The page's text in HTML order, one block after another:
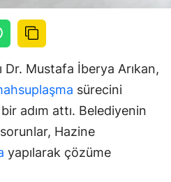
Dr. Mustafa İberya Arıkan,
sürecini
adım attı. Belediyenin
Hazine
yapılarak çözüme